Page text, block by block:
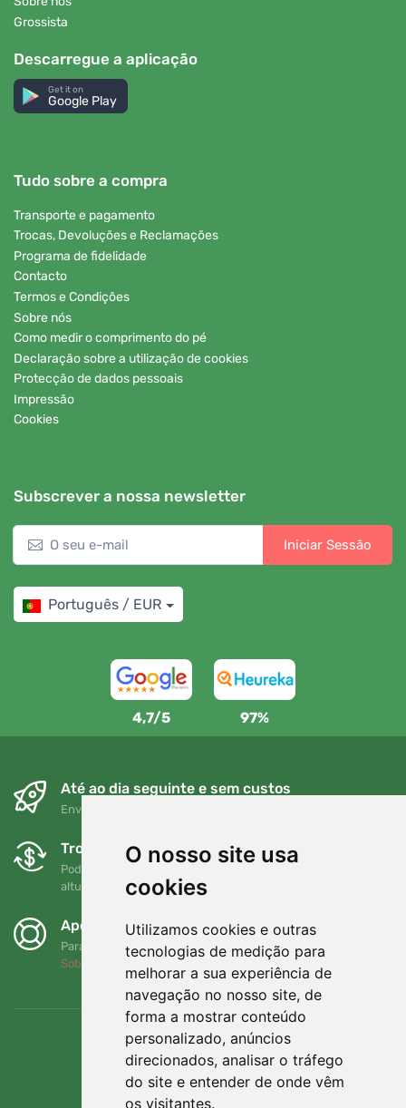
O nosso site usa
cookies
Utilizamos cookies e outras
tecnologias de medição para
melhorar a sua experiência de
navegação no nosso site, de
forma a mostrar conteúdo
personalizado, anúncios
direcionados, analisar o tráfego
do site e entender de onde vêm
os visitantes.
Grossista
Descarregue a aplicação
Get it on
Google Play
Tudo sobre a compra
Transporte e pagamento
Trocas, Devoluções e Reclamações
Programa de fidelidade
Contacto
Termos e Condições
Sobre nós
Como medir o comprimento do pé
Declaração sobre a utilização de cookies
Protecção de dados pessoais
Impressão
Cookies
Subscrever a nossa newsletter
Iniciar Sessão
Português / EUR
4,7/5 97%
Até ao dia seguinte e sem custos
Envio gratuito para encomendas superiores a 80 EUR
Trocas e devoluções gratuitas
Pode devolver ou trocar a sua encomenda em qualquer
altura no prazo de 90 dias
Apoiamos a Trees.org
Para cada encomenda plantamos uma árvore! Leia mais
Sobre nós